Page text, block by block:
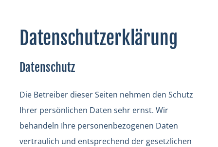
Datenschutzerklärung
Datenschutz
Die Betreiber dieser Seiten nehmen den Schutz
Ihrer persönlichen Daten sehr ernst. Wir
behandeln Ihre personenbezogenen Daten
vertraulich und entsprechend der gesetzlichen